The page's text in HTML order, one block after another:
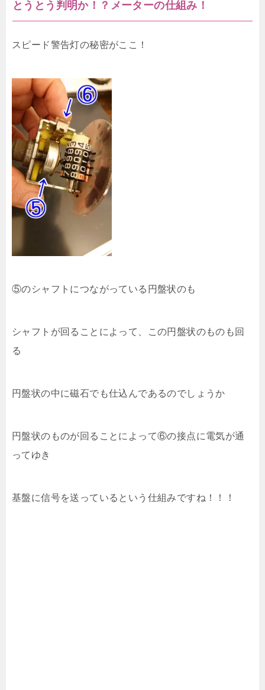
とうとう判明か！？メーターの仕組み！
スピード警告灯の秘密がここ！
⑤のシャフトにつながっている円盤状のも
シャフトが回ることによって、この円盤状のものも回
る
円盤状の中に磁石でも仕込んであるのでしょうか
円盤状のものが回ることによって⑥の接点に電気が通
ってゆき
基盤に信号を送っているという仕組みですね！！！